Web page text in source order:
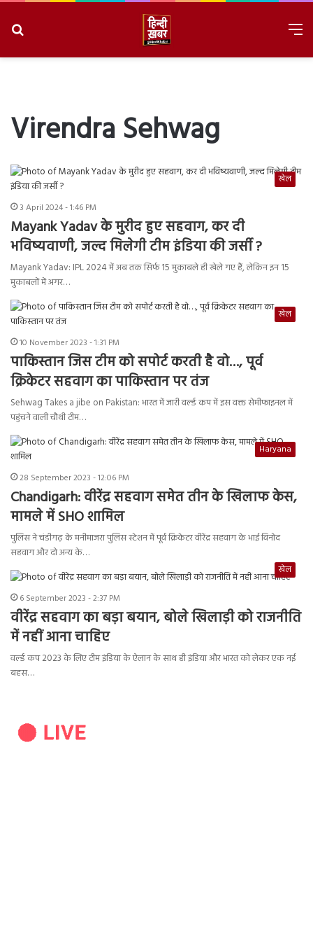
Virendra Sehwag
खेल
3 April 2024 - 1:46 PM
Mayank Yadav के मुरीद हुए सहवाग, कर दी
भविष्यवाणी, जल्द मिलेगी टीम इंडिया की जर्सी ?
Mayank Yadav: IPL 2024 में अब तक सिर्फ 15 मुकाबले ही खेले गए हैं, लेकिन इन 15
मुकाबलों में अगर…
खेल
10 November 2023 - 1:31 PM
पाकिस्तान जिस टीम को सपोर्ट करती है वो…, पूर्व
क्रिकेटर सहवाग का पाकिस्तान पर तंज
Sehwag Takes a jibe on Pakistan: भारत में जारी वर्ल्ड कप में इस वक्त सेमीफाइनल में
पहुंचने वाली चौथी टीम…
Haryana
28 September 2023 - 12:06 PM
Chandigarh: वीरेंद्र सहवाग समेत तीन के खिलाफ केस,
मामले में SHO शामिल
पुलिस ने चंडीगढ़ के मनीमाजरा पुलिस स्टेशन में पूर्व क्रिकेटर वीरेंद्र सहवाग के भाई विनोद
सहवाग और दो अन्य के…
खेल
6 September 2023 - 2:37 PM
वीरेंद्र सहवाग का बड़ा बयान, बोले खिलाड़ी को राजनीति
में नहीं आना चाहिए
वर्ल्ड कप 2023 के लिए टीम इंडिया के ऐलान के साथ ही इंडिया और भारत को लेकर एक नई
बहस…